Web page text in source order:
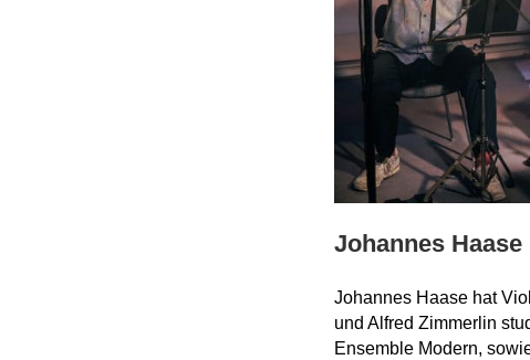
Johannes Haase
Johannes Haase hat
und Alfred Zimmerlin
Ensemble Modern,